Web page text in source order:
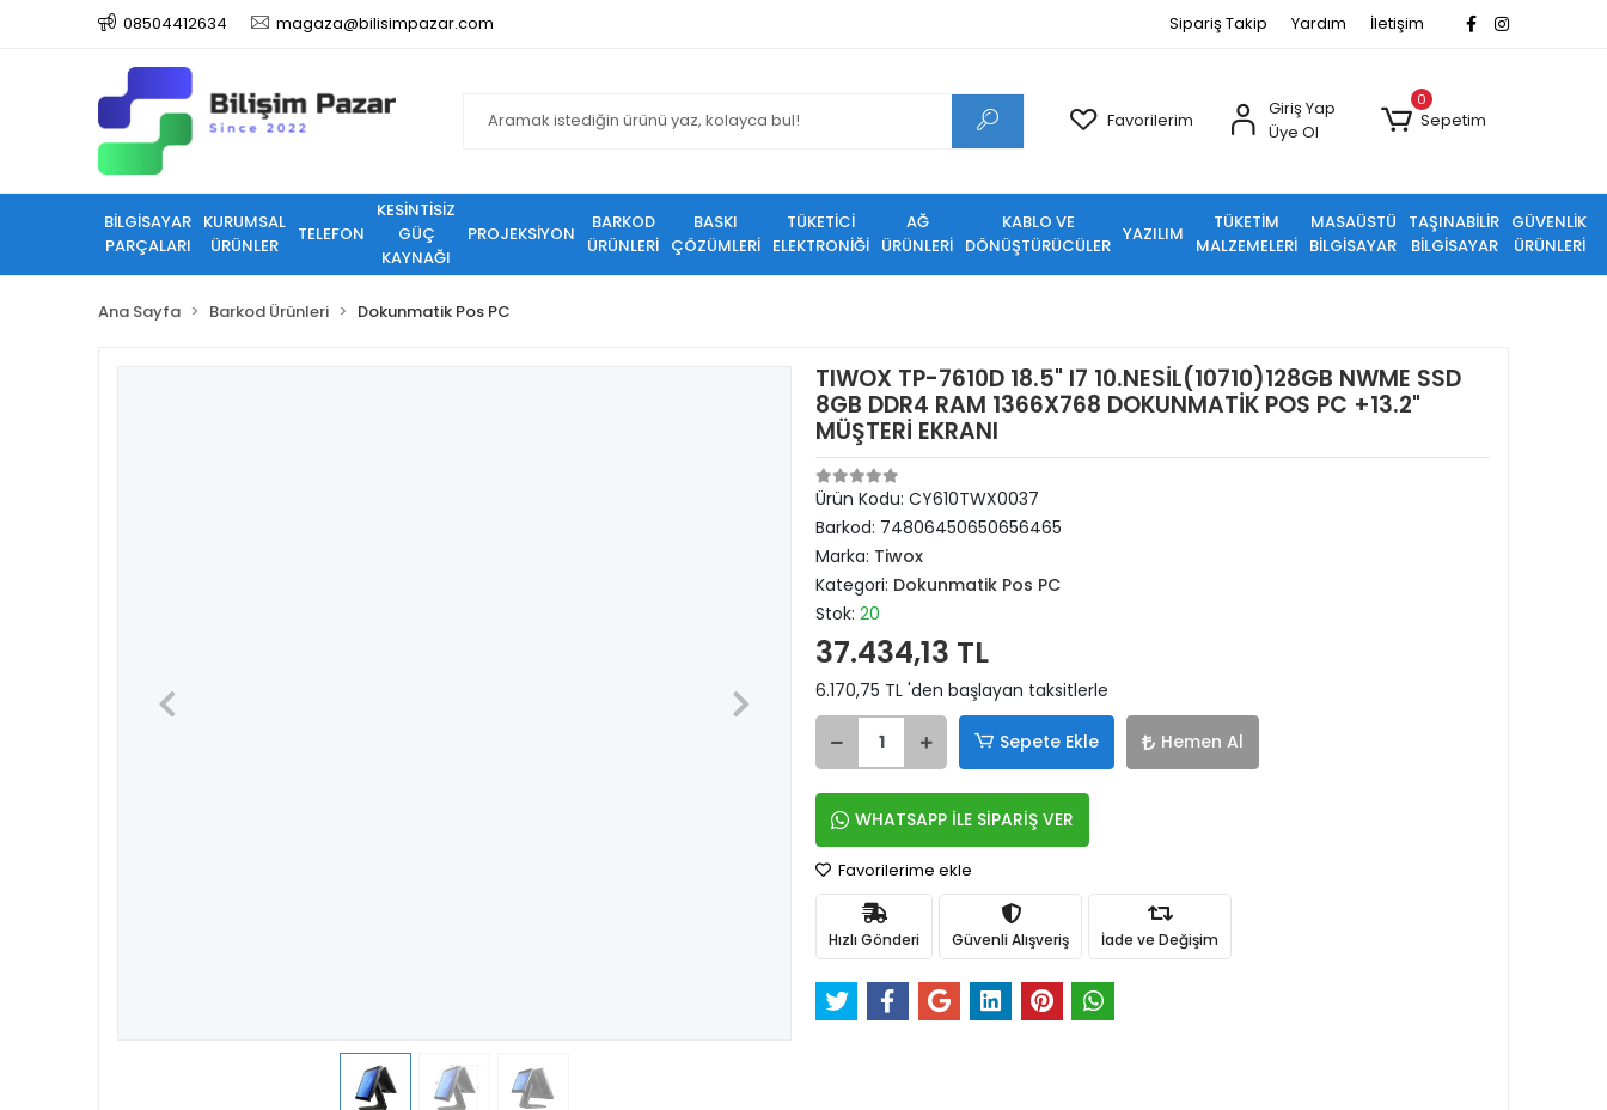
08504412634 magaza@bilisimpazar.com Sipariş Takip Yardım İletişim
Favorilerim
Giriş Yap
Üye Ol
0
Sepetim
BİLGİSAYAR
PARÇALARI
KURUMSAL
ÜRÜNLER
TELEFON
KESİNTİSİZ
GÜÇ
KAYNAĞI
PROJEKSİYON
BARKOD
ÜRÜNLERİ
BASKI
ÇÖZÜMLERİ
TÜKETİCİ
ELEKTRONİĞİ
AĞ
ÜRÜNLERİ
KABLO VE
DÖNÜŞTÜRÜCÜLER
YAZILIM
TÜKETİM
MALZEMELERİ
MASAÜSTÜ
BİLGİSAYAR
TAŞINABİLİR
BİLGİSAYAR
GÜVENLİK
ÜRÜNLERİ
Ana Sayfa Barkod Ürünleri Dokunmatik Pos PC
TIWOX TP-7610D 18.5" I7 10.NESİL(10710)128GB NWME SSD
8GB DDR4 RAM 1366X768 DOKUNMATİK POS PC +13.2"
MÜŞTERİ EKRANI
Ürün Kodu: CY610TWX0037
Barkod: 74806450650656465
Marka: Tiwox
Kategori: Dokunmatik Pos PC
Stok: 20
37.434,13 TL
6.170,75 TL 'den başlayan taksitlerle
Sepete Ekle Hemen Al
WHATSAPP İLE SİPARİŞ VER
Favorilerime ekle
Hızlı Gönderi Güvenli Alışveriş İade ve Değişim